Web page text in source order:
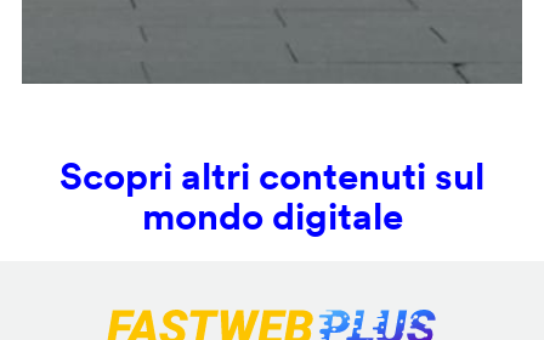
Scopri altri contenuti sul
mondo digitale